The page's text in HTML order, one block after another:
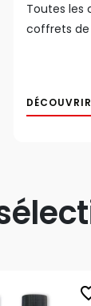
Toutes les
coffrets de
DÉCOUVRIR